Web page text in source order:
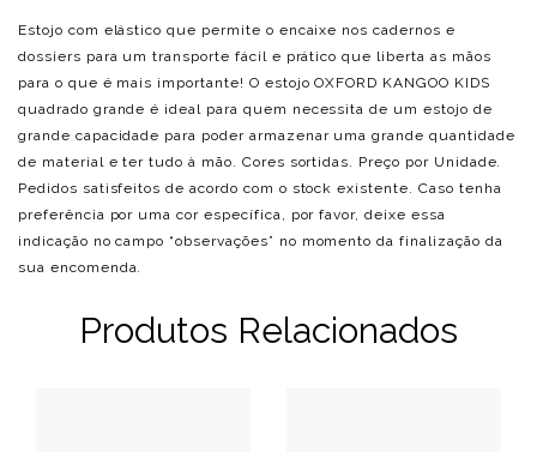
Estojo com elástico que permite o encaixe nos cadernos e
dossiers para um transporte fácil e prático que liberta as mãos
para o que é mais importante! O estojo OXFORD KANGOO KIDS
quadrado grande é ideal para quem necessita de um estojo de
grande capacidade para poder armazenar uma grande quantidade
de material e ter tudo à mão. Cores sortidas. Preço por Unidade.
Pedidos satisfeitos de acordo com o stock existente. Caso tenha
preferência por uma cor específica, por favor, deixe essa
indicação no campo “observações” no momento da finalização da
sua encomenda.
Produtos Relacionados